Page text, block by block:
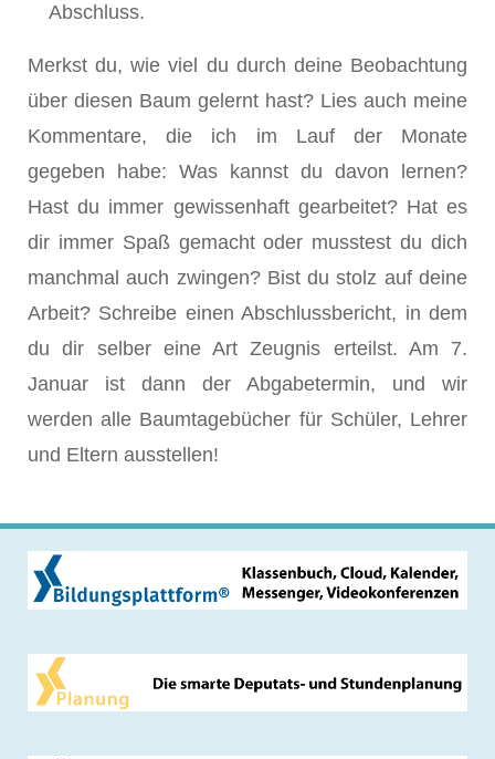
Abschluss.
Merkst du, wie viel du durch deine Beobachtung
über diesen Baum gelernt hast? Lies auch meine
Kommentare, die ich im Lauf der Monate
gegeben habe: Was kannst du davon lernen?
Hast du immer gewissenhaft gearbeitet? Hat es
dir immer Spaß gemacht oder musstest du dich
manchmal auch zwingen? Bist du stolz auf deine
Arbeit? Schreibe einen Abschlussbericht, in dem
du dir selber eine Art Zeugnis erteilst. Am 7.
Januar ist dann der Abgabetermin, und wir
werden alle Baumtagebücher für Schüler, Lehrer
und Eltern ausstellen!